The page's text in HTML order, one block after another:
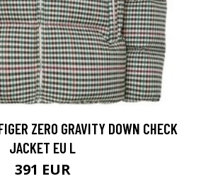
ZERO GRAVITY DOWN CHECK
JACKET EU L
391 EUR